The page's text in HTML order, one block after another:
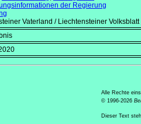
der Regierung
Vaterland / Liechtensteiner Volksblatt
Alle Rechte
© 1996-2026
Dieser Text